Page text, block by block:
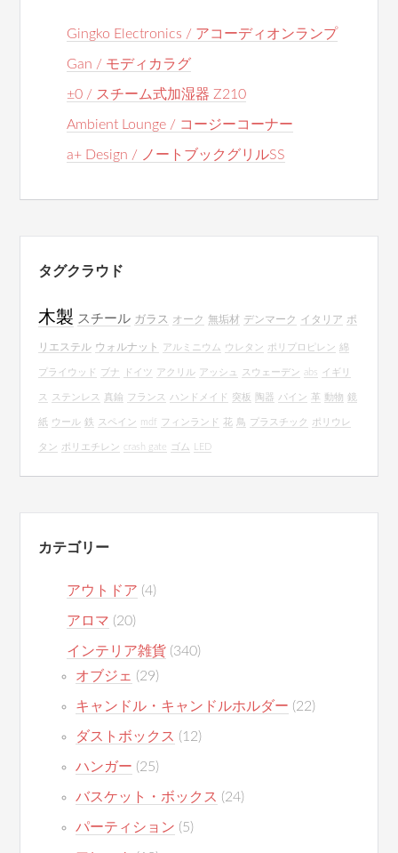
Gingko Electronics / アコーディオンランプ
Gan / モディカラグ
±0 / スチーム式加湿器 Z210
Ambient Lounge / コージーコーナー
a+ Design / ノートブックグリルSS
タグクラウド
木製 スチール ガラス オーク 無垢材 デンマーク イタリア ポ
リエステル ウォルナット アルミニウム ウレタン ポリプロピレン 綿
プライウッド ブナ ドイツ アクリル アッシュ スウェーデン abs イギリ
ス ステンレス 真鍮 フランス ハンドメイド 突板 陶器 パイン 革 動物 鏡
紙 ウール 鉄 スペイン mdf フィンランド 花 鳥 プラスチック ポリウレ
タン ポリエチレン crash gate ゴム LED
カテゴリー
アウトドア (4)
アロマ (20)
インテリア雑貨 (340)
オブジェ (29)
キャンドル・キャンドルホルダー (22)
ダストボックス (12)
ハンガー (25)
バスケット・ボックス (24)
パーティション (5)